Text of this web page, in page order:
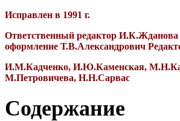
Исправлен в 1991 г.
Ответственный редактор И.К.Жданова
оформление Т.В.Александрович
И.М.Кадченко, И.Ю.Каменская,
М.Петровичева, Н.Н.Сарвас
Содержание